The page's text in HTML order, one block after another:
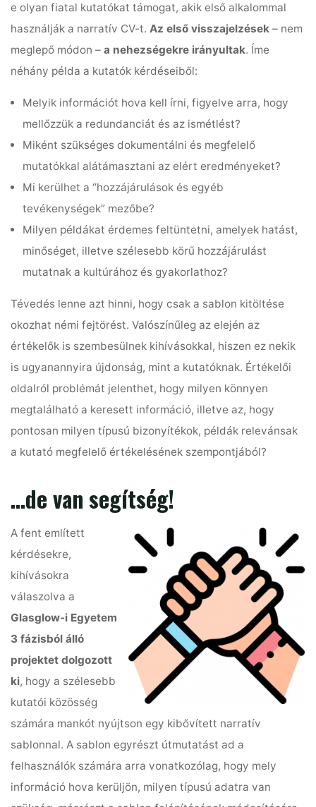
e olyan fiatal kutatókat támogat, akik első alkalommal
használják a narratív CV-t.Az első visszajelzések– nem
meglepő módon –a nehezségekre irányultak. Íme
néhány példa a kutatók kérdéseiből:
Melyik információt hova kell írni, figyelve arra, hogy
mellőzzük a redundanciát és az ismétlést?
Miként szükséges dokumentálni és megfelelő
mutatókkal alátámasztani az elért eredményeket?
Mi kerülhet a “hozzájárulások és egyéb
tevékenységek” mezőbe?
Milyen példákat érdemes feltüntetni, amelyek hatást,
minőséget, illetve szélesebb körű hozzájárulást
mutatnak a kultúrához és gyakorlathoz?
Tévedés lenne azt hinni, hogy csak a sablon kitöltése
okozhat némi fejtörést. Valószínűleg az elején az
értékelők is szembesülnek kihívásokkal, hiszen ez nekik
is ugyanannyira újdonság, mint a kutatóknak. Értékelői
oldalról problémát jelenthet, hogy milyen könnyen
megtalálható a keresett információ, illetve az, hogy
pontosan milyen típusú bizonyítékok, példák relevánsak
a kutató megfelelő értékelésének szempontjából?
…de van segítség!
A fent említett
kérdésekre,
kihívásokra
válaszolva a
Glasglow-i Egyetem
3 fázisból álló
projektet dolgozott
ki, hogy a szélesebb
kutatói közösség
számára mankót nyújtson egy kibővített narratív
sablonnal. A sablon egyrészt útmutatást ad a
felhasználók számára arra vonatkozólag, hogy mely
információ hova kerüljön, milyen típusú adatra van